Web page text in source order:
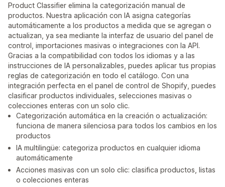
Product Classifier elimina la categorización manual de
productos. Nuestra aplicación con IA asigna categorías
automáticamente a los productos a medida que se agregan o
actualizan, ya sea mediante la interfaz de usuario del panel de
control, importaciones masivas o integraciones con la API.
Gracias a la compatibilidad con todos los idiomas y a las
instrucciones de IA personalizables, puedes aplicar tus propias
reglas de categorización en todo el catálogo. Con una
integración perfecta en el panel de control de Shopify, puedes
clasificar productos individuales, selecciones masivas o
colecciones enteras con un solo clic.
Categorización automática en la creación o actualización:
funciona de manera silenciosa para todos los cambios en los
productos
IA multilingüe: categoriza productos en cualquier idioma
automáticamente
Acciones masivas con un solo clic: clasifica productos, listas
o colecciones enteras